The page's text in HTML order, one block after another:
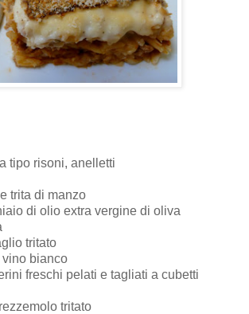
tipo risoni, anelletti
trita di manzo
di olio extra vergine di oliva
tritato
bianco
freschi pelati e tagliati a cubetti
tritato